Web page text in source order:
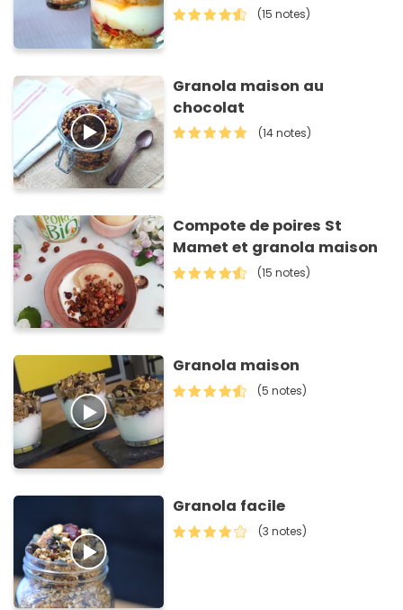
(15 notes)
Granola maison au
chocolat
(14 notes)
Compote de poires St
Mamet et granola maison
(15 notes)
Granola maison
(5 notes)
Granola facile
(3 notes)